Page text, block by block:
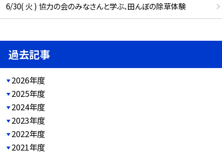
6/30( 火 ) 協力の会のみなさんと学ぶ、田んぼの除草体験
過去記事
2026年度
2025年度
2024年度
2023年度
2022年度
2021年度